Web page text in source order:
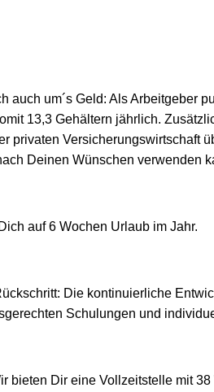
um´s Geld: Als Arbeitgeber
13,3 Gehältern jährlich.
privaten Versicherungswirtschaft
Deinen Wünschen verwenden
auf 6 Wochen Urlaub im Jahr.
Die kontinuierliche
Schulungen und
bieten Dir eine Vollzeitstelle mit